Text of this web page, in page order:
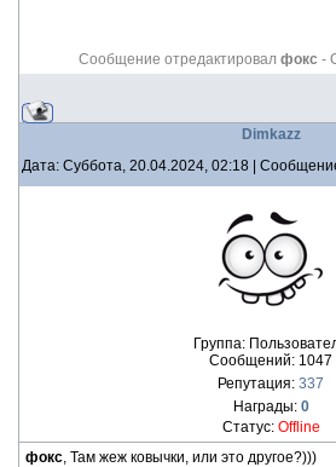
Сообщение отредактировал фокс -
Dimkazz
Дата: Суббота, 20.04.2024, 02:18 |
Группа:
Сообщений: 1047
Репутация: 337
Награды: 0
Статус: Offline
фокс, Там жеж ковычки, или это другое?)))